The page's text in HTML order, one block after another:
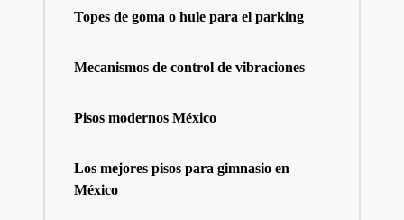
Topes de goma o hule para el parking
Mecanismos de control de vibraciones
Pisos modernos México
Los mejores pisos para gimnasio en
México